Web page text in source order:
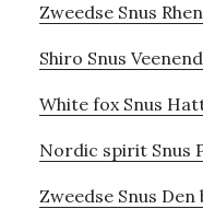
Zweedse Snus
Shiro Snus
White fox Snus
Nordic spirit Snus
Zweedse Snus Den